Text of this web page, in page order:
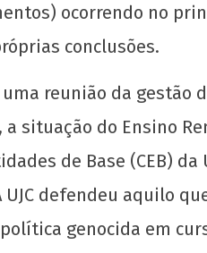
ocorrendo no
conclusões.
reunião da gestão
situação do Ensino
de Base (CEB)
defendeu aquilo
genocida em